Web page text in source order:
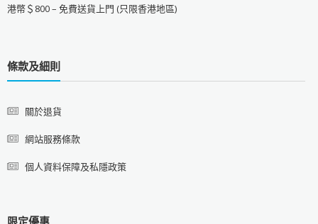
港幣＄800 – 免費送貨上門 (只限香港地區)
條款及細則
關於退貨
網站服務條款
個人資料保障及私隱政策
限定優惠